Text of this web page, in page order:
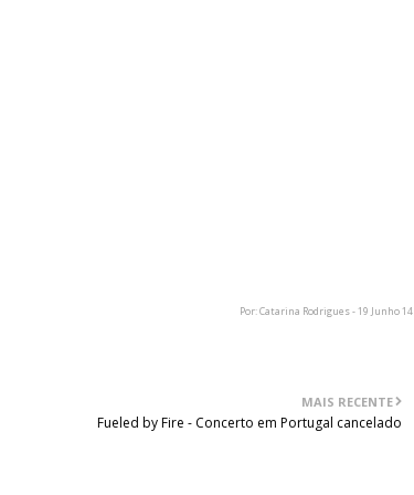
Por: Catarina Rodrigues - 19 Junho 14
MAIS RECENTE
Fueled by Fire - Concerto em Portugal cancelado